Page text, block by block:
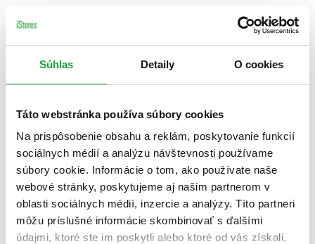
Súhlas Detaily O cookies
Táto webstránka používa súbory cookies
Na prispôsobenie obsahu a reklám, poskytovanie funkcií
sociálnych médií a analýzu návštevnosti používame
súbory cookie. Informácie o tom, ako používate naše
webové stránky, poskytujeme aj našim partnerom v
oblasti sociálnych médií, inzercie a analýzy. Títo partneri
môžu príslušné informácie skombinovať s ďalšími
údajmi, ktoré ste im poskytli alebo ktoré od vás získali,